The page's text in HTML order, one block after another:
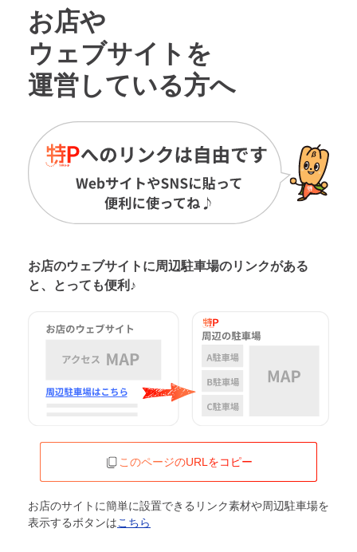
お店や
ウェブサイトを
運営している方へ
お店のウェブサイトに周辺駐車場のリンクがある
と、とっても便利♪
このページのURLをコピー
お店のサイトに簡単に設置できるリンク素材や周辺駐車場を
表示するボタンはこちら